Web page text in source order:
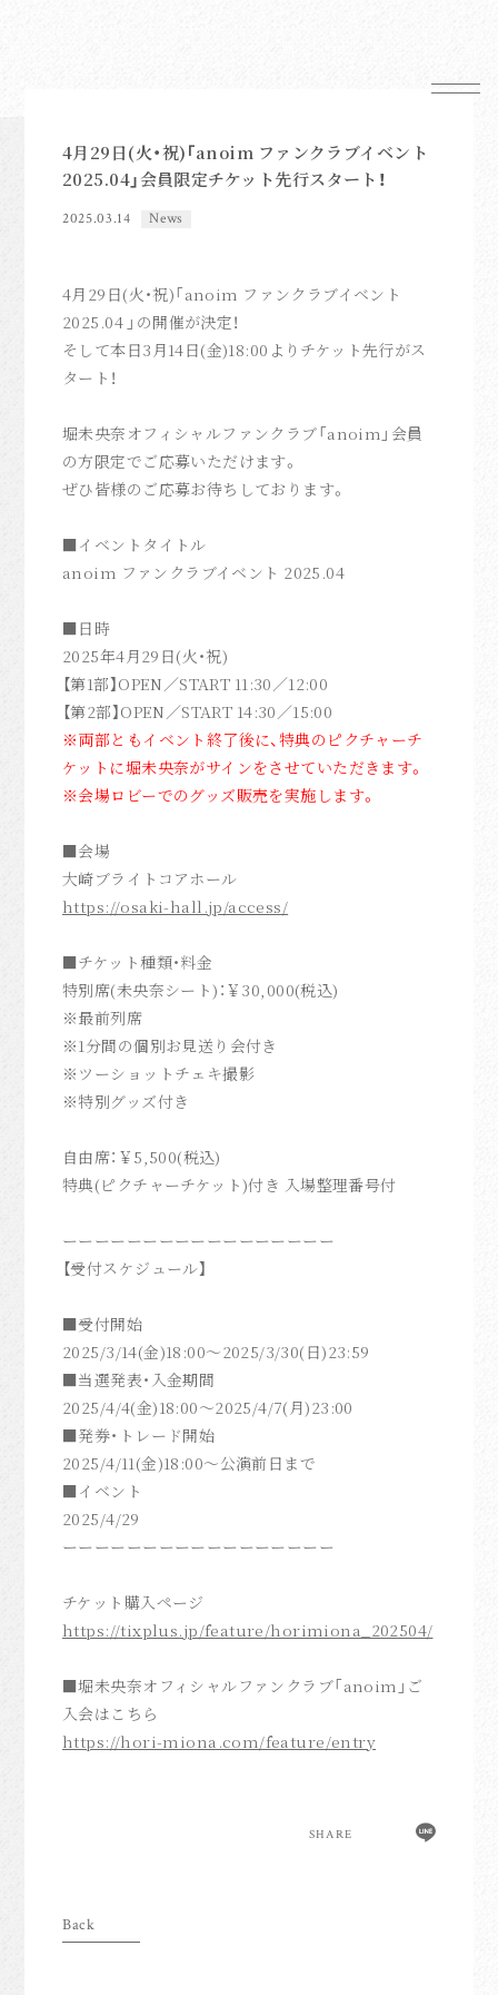
News
Mail Magazine
Shop
FC News
anoim Mail
Join
Login
Home
4月29日(火・祝)「anoim ファンクラブイベント
2025.04」会員限定チケット先行スタート！
2025.03.14 News
4月29日(火・祝)「anoim ファンクラブイベント
2025.04 」の開催が決定！
そして本日3月14日(金)18:00よりチケット先行がス
タート！
堀未央奈オフィシャルファンクラブ「anoim」会員
の方限定でご応募いただけます。
ぜひ皆様のご応募お待ちしております。
■イベントタイトル
anoim ファンクラブイベント 2025.04
■日時
2025年4月29日(火・祝)
【第1部】OPEN／START 11:30／12:00
【第2部】OPEN／START 14:30／15:00
※両部ともイベント終了後に、特典のピクチャーチ
ケットに堀未央奈がサインをさせていただきます。
※会場ロビーでのグッズ販売を実施します。
■会場
大崎ブライトコアホール
https://osaki-hall.jp/access/
■チケット種類・料金
特別席(未央奈シート)：￥30,000(税込)
※最前列席
※1分間の個別お見送り会付き
※ツーショットチェキ撮影
※特別グッズ付き
自由席：￥5,500(税込)
特典(ピクチャーチケット)付き 入場整理番号付
ーーーーーーーーーーーーーーーーー
【受付スケジュール】
■受付開始
2025/3/14(金)18:00～2025/3/30(日)23:59
■当選発表・入金期間
2025/4/4(金)18:00～2025/4/7(月)23:00
■発券・トレード開始
2025/4/11(金)18:00～公演前日まで
■イベント
2025/4/29
ーーーーーーーーーーーーーーーーー
チケット購入ページ
https://tixplus.jp/feature/horimiona_202504/
■堀未央奈オフィシャルファンクラブ「anoim」ご
入会はこちら
https://hori-miona.com/feature/entry
SHARE